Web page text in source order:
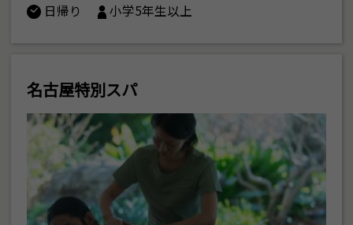
日帰り
小学5年生以上
名古屋特別スパ